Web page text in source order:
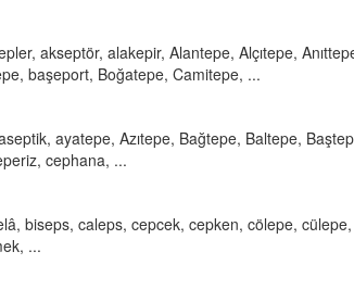
akseptör, alakepir, Alantepe, Alçıtepe,
başeport, Boğatepe, Camitepe, ...
ayatepe, Azıtepe, Bağtepe, Baltepe,
cephana, ...
biseps, caleps, cepcek, cepken, cölepe,
...